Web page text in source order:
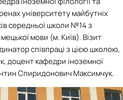
університету майбутніх
середньої школи №14 з
мови (м. Київ). Візит
співпраці з цією школою,
доцент кафедри іноземної
Спиридонович Максимчук.